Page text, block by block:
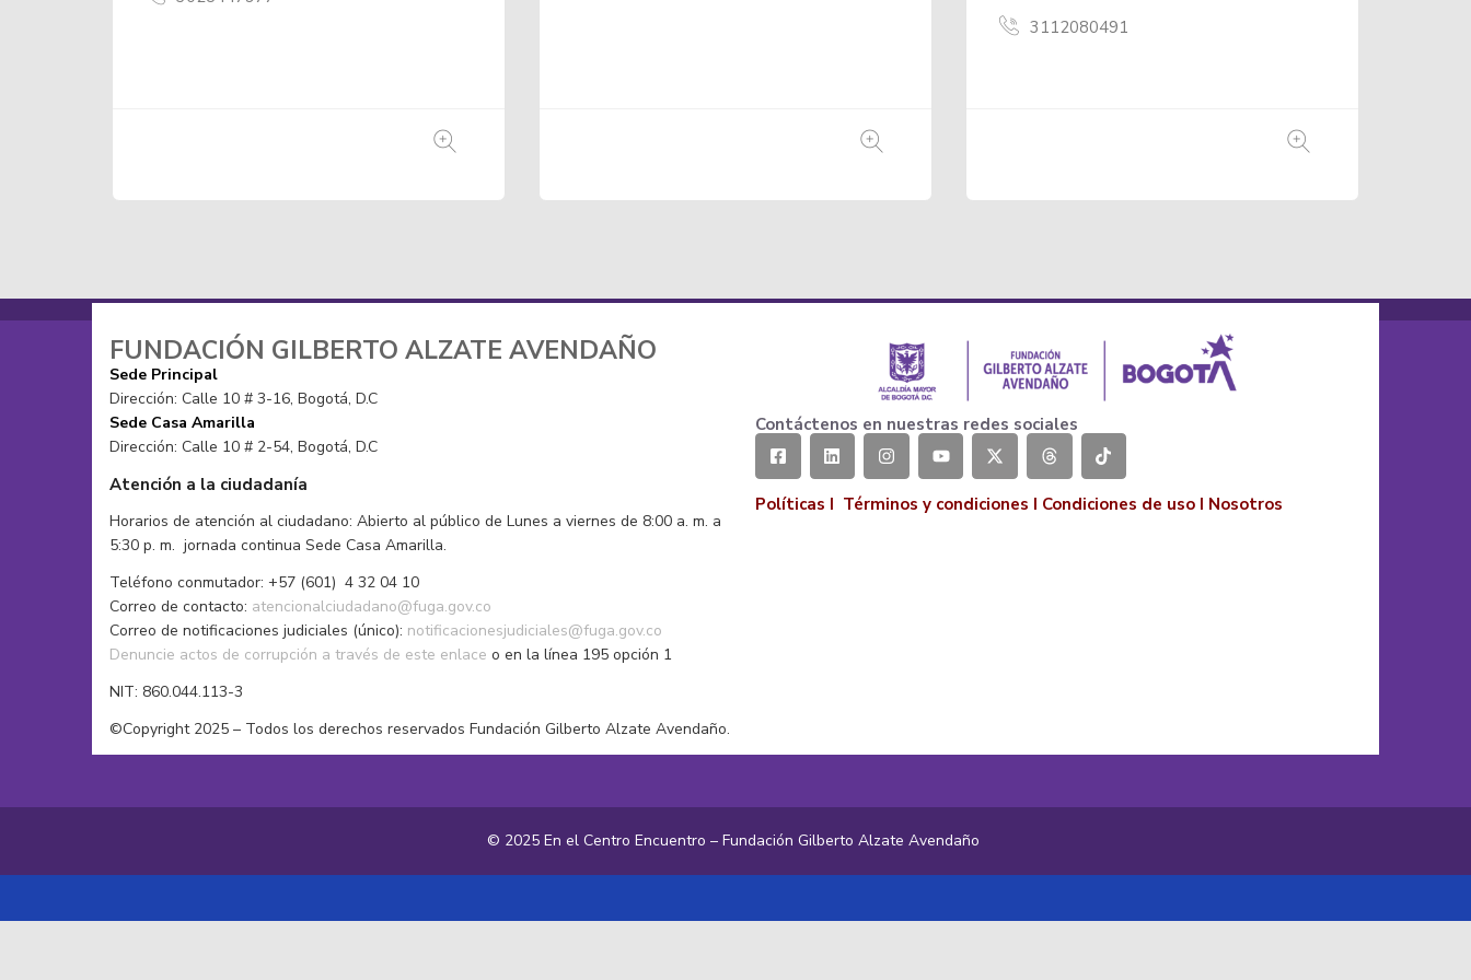
FUNDACIÓN GILBERTO ALZATE AVENDAÑO
Sede Principal
Dirección: Calle 10 # 3-16, Bogotá, D.C
Sede Casa Amarilla
Dirección: Calle 10 # 2-54, Bogotá, D.C
Atención a la ciudadanía
Horarios de atención al ciudadano: Abierto al público de Lunes a viernes de 8:00 a. m. a
5:30 p. m. jornada continua Sede Casa Amarilla.
Teléfono conmutador: +57 (601) 4 32 04 10
Correo de contacto: atencionalciudadano@fuga.gov.co
Correo de notificaciones judiciales (único): notificacionesjudiciales@fuga.gov.co
Denuncie actos de corrupción a través de este enlace o en la línea 195 opción 1
NIT: 860.044.113-3
©Copyright 2025 – Todos los derechos reservados Fundación Gilberto Alzate Avendaño.
Contáctenos en nuestras redes sociales
Políticas I Términos y condiciones I Condiciones de uso I Nosotros
© 2025 En el Centro Encuentro – Fundación Gilberto Alzate Avendaño